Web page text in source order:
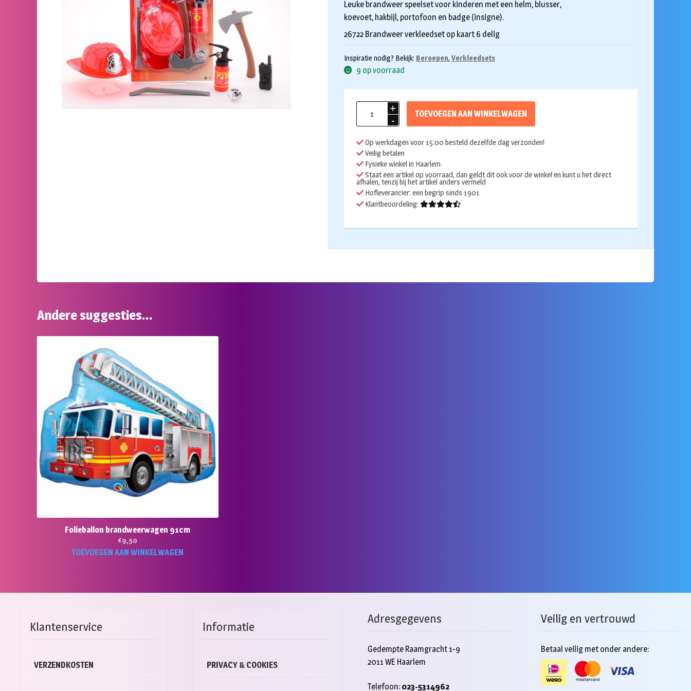
Leuke brandweer speelset voor kinderen met een helm, blusser,
koevoet, hakbijl, portofoon en badge (insigne).
26722 Brandweer verkleedset op kaart 6 delig
Inspiratie nodig? Bekijk: Beroepen, Verkleedsets
9 op voorraad
Verkleedset
brandweer
TOEVOEGEN AAN WINKELWAGEN
Op werkdagen voor 15:00 besteld dezelfde dag verzonden!
Veilig betalen
Fysieke winkel in Haarlem
Staat een artikel op voorraad, dan geldt dit ook voor de winkel en kunt u het direct
afhalen, tenzij bij het artikel anders vermeld
Hofleverancier: een begrip sinds 1901
Klantbeoordeling:
Andere suggesties…
Folieballon brandweerwagen 91cm
€9,50
TOEVOEGEN AAN WINKELWAGEN
Klantenservice
VERZENDKOSTEN
Informatie
PRIVACY & COOKIES
Adresgegevens
Gedempte Raamgracht 1-9
2011 WE Haarlem
Telefoon: 023-5314962
Veilig en vertrouwd
Betaal veilig met onder andere: